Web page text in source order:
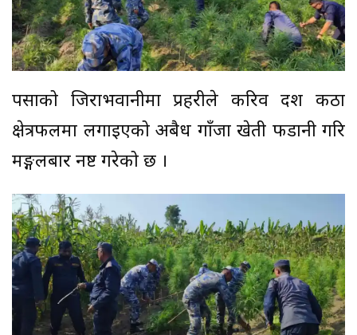
पर्साको जिराभवानीमा प्रहरीले करिव दश कठा
क्षेत्रफलमा लगाइएको अबैध गाँजा खेती फडानी गरि
मङ्गलबार नष्ट गरेको छ ।